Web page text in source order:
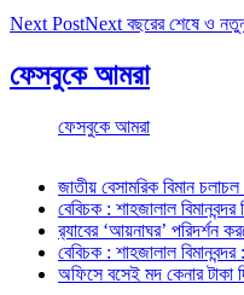
Next PostNext বছরের শেষে ও
ফেসবুকে আমরা
ফেসবুকে আমরা
জাতীয় বেসামরিক বিমান
বেবিচক : শাহজালাল
র‍্যাবের ‘আয়নাঘর’ পরিদর্শন
বেবিচক : শাহজালাল
অফিসে বসেই মদ কেনার টাকা